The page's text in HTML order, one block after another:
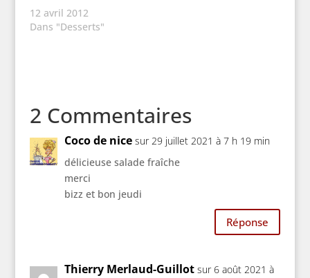
12 avril 2012
Dans "Desserts"
2 Commentaires
Coco de nice sur 29 juillet 2021 à 7 h 19 min
délicieuse salade fraîche
merci
bizz et bon jeudi
Réponse
Thierry Merlaud-Guillot sur 6 août 2021 à